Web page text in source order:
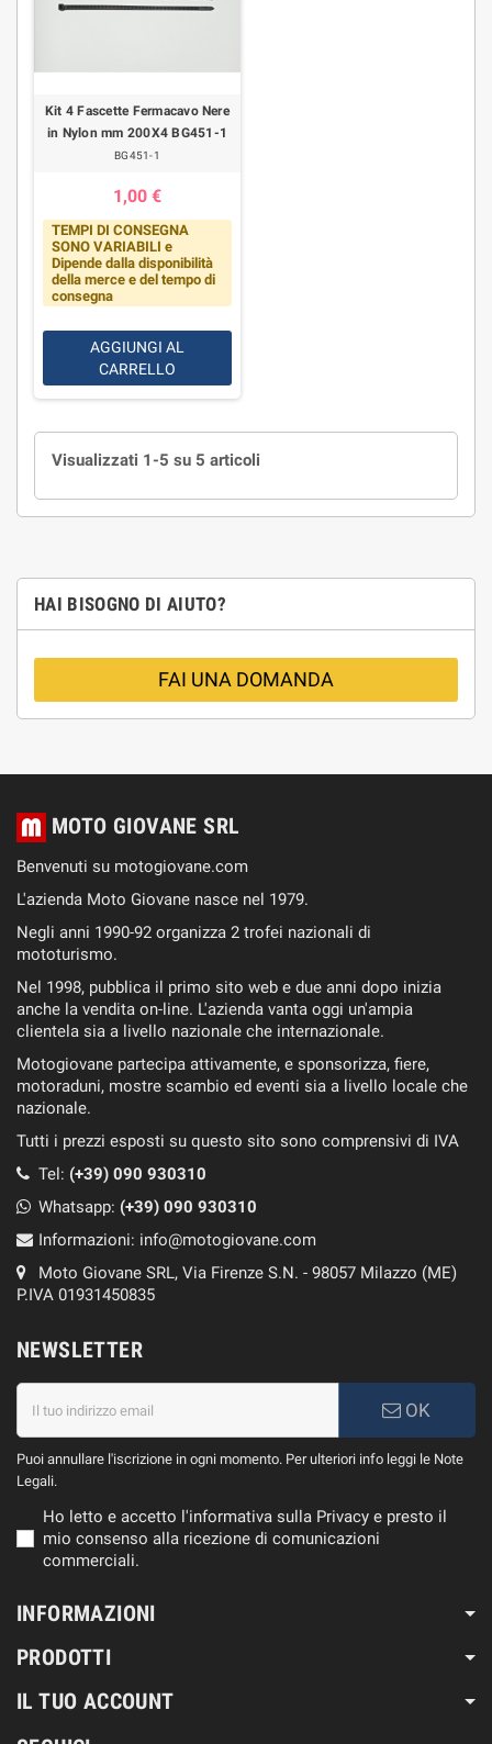
HAI BISOGNO DI AIUTO?
FAI UNA DOMANDA
Kit 4 Fascette Fermacavo Nere
in Nylon mm 200X4 BG451-1
BG451-1
1,00 €
TEMPI DI CONSEGNA
SONO VARIABILI e
Dipende dalla disponibilità
della merce e del tempo di
consegna
AGGIUNGI AL
CARRELLO
Visualizzati 1-5 su 5 articoli
MOTO GIOVANE SRL
Benvenuti su motogiovane.com
L'azienda Moto Giovane nasce nel 1979.
Negli anni 1990-92 organizza 2 trofei nazionali di
mototurismo.
Nel 1998, pubblica il primo sito web e due anni dopo inizia
anche la vendita on-line. L'azienda vanta oggi un'ampia
clientela sia a livello nazionale che internazionale.
Motogiovane partecipa attivamente, e sponsorizza, fiere,
motoraduni, mostre scambio ed eventi sia a livello locale che
nazionale.
Tutti i prezzi esposti su questo sito sono comprensivi di IVA
Tel: (+39) 090 930310
Whatsapp: (+39) 090 930310
Informazioni: info@motogiovane.com
Moto Giovane SRL, Via Firenze S.N. - 98057 Milazzo (ME)
P.IVA 01931450835
NEWSLETTER
OK
Puoi annullare l'iscrizione in ogni momento. Per ulteriori info leggi le Note
Legali.
Ho letto e accetto l'informativa sulla Privacy e presto il
mio consenso alla ricezione di comunicazioni
commerciali.
INFORMAZIONI
PRODOTTI
IL TUO ACCOUNT